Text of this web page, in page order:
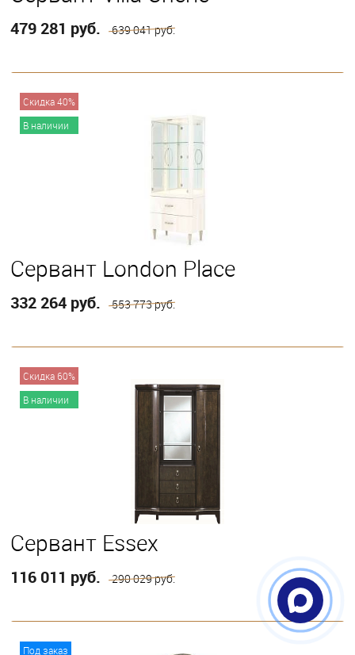
479 281 руб. 639 041 руб.
Скидка 40%
В наличии
Сервант London Place
332 264 руб. 553 773 руб.
Скидка 60%
В наличии
Сервант Essex
116 011 руб. 290 029 руб.
Под заказ